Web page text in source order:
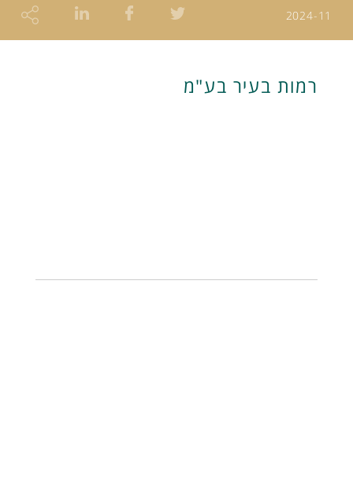
2024-11
רמות בעיר בע"מ